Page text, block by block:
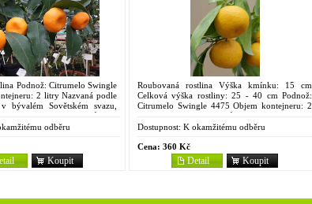
Podnož: Citrumelo Swingle
2 litry Nazvaná podle
bývalém Sovětském svazu,
Pomalu rostoucí odrůda s
odběru
Koupit
Roubovaná rostlina Výška kmínku: 15 cm
Celková výška rostliny: 25 - 40 cm Podnož:
Citrumelo Swingle 4475 Objem kontejneru: 2
litry Strom slabšího růstu, plody výrazně
zploštělé, dužnina dobré...
Dostupnost: K okamžitému odběru
Cena: 360 Kč
Koupit
Detail